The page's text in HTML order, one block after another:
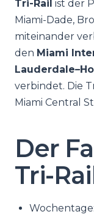
Tri-Rail ist der
Miami-Dade,
miteinander
den Miami
verbindet. Die
Miami Central
Der
Tri-